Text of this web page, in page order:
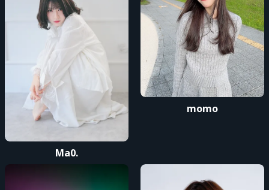
事項を適用することに同意頂いたものとみなします。
主催者 : NARITA RYO / おおさわよしの
お問い合わせ先 : event.crossboader@gmail.com
Ma0.
momo